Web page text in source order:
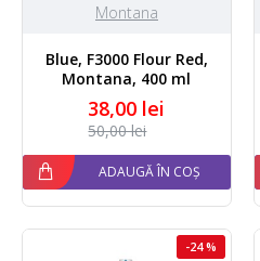
Montana
Blue, F3000 Flour Red,
Montana, 400 ml
38,00 lei
50,00 lei
ADAUGĂ ÎN COȘ
-24 %